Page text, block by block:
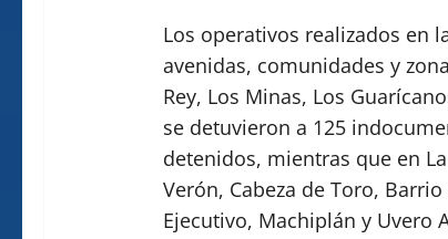
Los operativos realizados en
avenidas, comunidades y
Rey, Los Minas, Los
se detuvieron a 125
detenidos, mientras que en
Verón, Cabeza de Toro,
Ejecutivo, Machiplán y Uvero